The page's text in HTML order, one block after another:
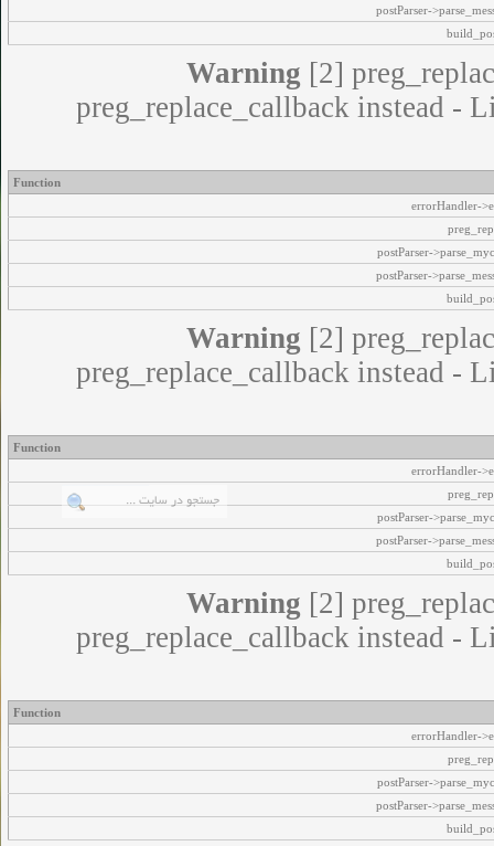
postParser-
Warning [2]
preg_replace_callback instead -
Function
errorHandler-
postParser-
postParser-
Warning [2]
preg_replace_callback instead -
Function
errorHandler-
postParser-
postParser-
Warning [2]
preg_replace_callback instead -
Function
errorHandler-
postParser-
postParser-